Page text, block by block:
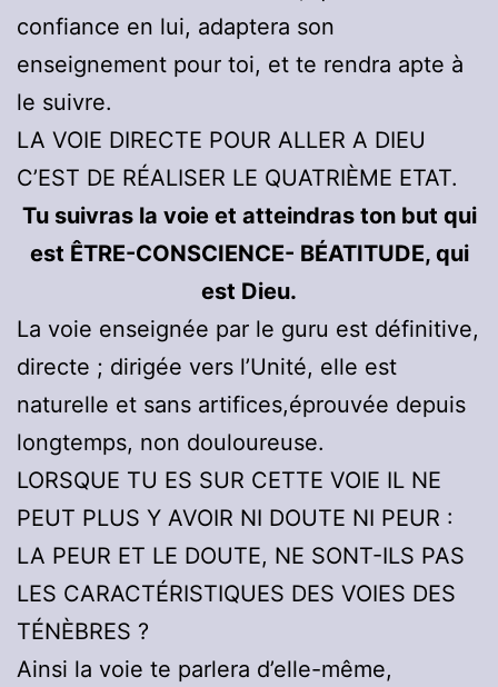
confiance en lui, adaptera son
enseignement pour toi, et te rendra apte à
le suivre.
LA VOIE DIRECTE POUR ALLER A DIEU
C’EST DE RÉALISER LE QUATRIÈME ETAT.
Tu suivras la voie et atteindras ton but qui
est ÊTRE-CONSCIENCE- BÉATITUDE, qui
est Dieu.
La voie enseignée par le guru est définitive,
directe ; dirigée vers l’Unité, elle est
naturelle et sans artifices,éprouvée depuis
longtemps, non douloureuse.
LORSQUE TU ES SUR CETTE VOIE IL NE
PEUT PLUS Y AVOIR NI DOUTE NI PEUR :
LA PEUR ET LE DOUTE, NE SONT-ILS PAS
LES CARACTÉRISTIQUES DES VOIES DES
TÉNÈBRES ?
Ainsi la voie te parlera d’elle-même,